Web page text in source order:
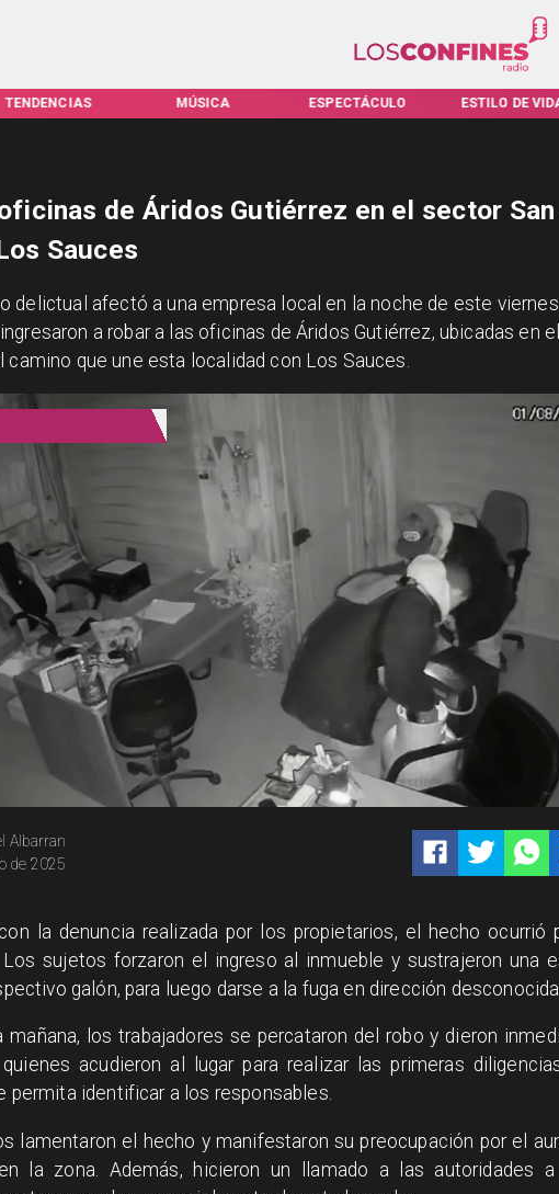
TENDENCIAS MÚSICA ESPECTÁCULO ESTILO DE
Albarran
de 2025
de Áridos Gutiérrez en el sector
Sauces
delictual afectó a una empresa local en la noche de este
a robar a las oficinas de Áridos Gutiérrez, ubicadas en
camino que une esta localidad con Los Sauces.
la denuncia realizada por los propietarios, el hecho ocurrió
Los sujetos forzaron el ingreso al inmueble y sustrajeron una
galón, para luego darse a la fuga en dirección desconocida.
mañana, los trabajadores se percataron del robo y dieron
quienes acudieron al lugar para realizar las primeras
permita identificar a los responsables.
lamentaron el hecho y manifestaron su preocupación por el
la zona. Además, hicieron un llamado a las autoridades